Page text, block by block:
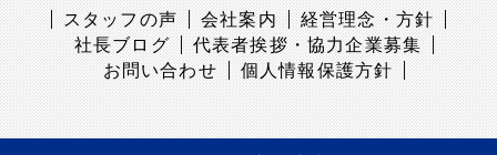
スタッフの声 会社案内
経営理念・方針
社長ブログ
代表者挨拶・協力企業募集
お問い合わせ
個人情報保護方針